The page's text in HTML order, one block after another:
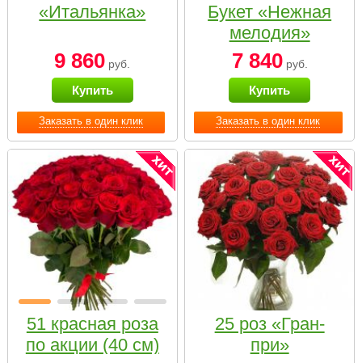
Заказать в один клик
«Итальянка»
9 860 руб.
Купить
Заказать в один клик
Букет «Нежная
мелодия»
7 840руб.
Купить
51 красная роза
по акции (40 см)
25 роз «Гран-
при»